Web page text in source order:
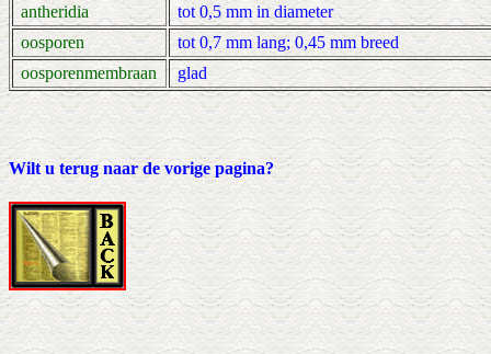
antheridia
tot 0,5 mm in diameter
oosporen
tot 0,7 mm lang; 0,45 mm breed
oosporenmembraan
glad
Wilt u terug naar de vorige pagina?